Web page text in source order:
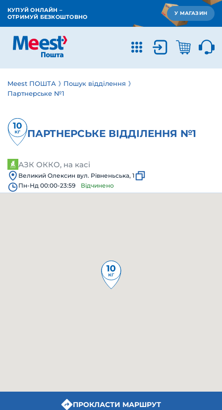
КУПУЙ ОНЛАЙН –
ОТРИМУЙ БЕЗКОШТОВНО
У МАГАЗИН
Meest ПОШТА
Пошук відділення
Партнерське №1
ПАРТНЕРСЬКЕ ВІДДІЛЕННЯ №1
АЗК ОККО, на касі
Великий Олексин вул. Рівненьська, 1
Пн-Нд 00:00-23:59
Відчинено
ПРОКЛАСТИ МАРШРУТ